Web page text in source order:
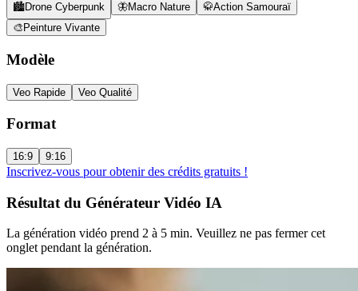
🏙️Drone Cyberpunk 🦋Macro Nature 🥋Action Samouraï
🎨 Peinture Vivante
Modèle
Veo Rapide Veo Qualité
Format
16:9 9:16
Inscrivez-vous pour obtenir des crédits gratuits !
Résultat du Générateur Vidéo IA
La génération vidéo prend 2 à 5 min. Veuillez ne pas fermer cet
onglet pendant la génération.